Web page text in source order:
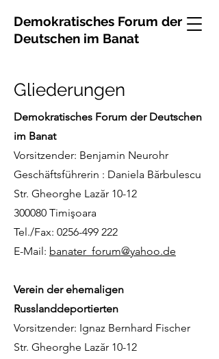
Demokratisches Forum der
Deutschen im Banat
Gliederungen
Demokratisches Forum der Deutschen
im Banat
Vorsitzender: Benjamin Neurohr
Geschäftsführerin : Daniela Bărbulescu
Str. Gheorghe Lazăr 10-12
300080 Timişoara
Tel./Fax: 0256-499 222
E-Mail: banater_forum@yahoo.de
Verein der ehemaligen
Russlanddeportierten
Vorsitzender: Ignaz Bernhard Fischer
Str. Gheorghe Lazăr 10-12